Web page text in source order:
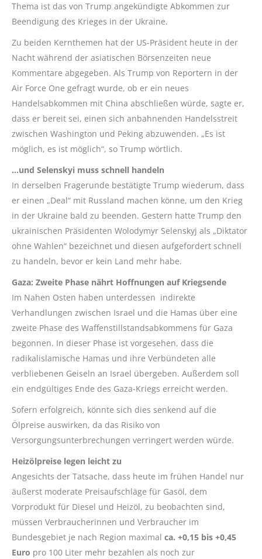
Thema ist das von Trump angekündigte Abkommen zur
Beendigung des Krieges in der Ukraine.
Zu beiden Kernthemen hat der US-Präsident heute in der
Nacht während der asiatischen Börsenzeiten neue
Kommentare abgegeben. Als Trump von Reportern in der
Air Force One gefragt wurde, ob er ein neues
Handelsabkommen mit China abschließen würde, sagte er,
dass er bereit sei, einen sich anbahnenden Handelsstreit
zwischen Washington und Peking abzuwenden. „Es ist
möglich, es ist möglich“, so Trump wörtlich.
…und Selenskyi muss schnell handeln
In derselben Fragerunde bestätigte Trump wiederum, dass
er einen „Deal“ mit Russland machen könne, um den Krieg
in der Ukraine bald zu beenden. Gestern hatte Trump den
ukrainischen Präsidenten Wolodymyr Selenskyj als „Diktator
ohne Wahlen“ bezeichnet und diesen aufgefordert schnell
zu handeln, bevor er kein Land mehr habe.
Gaza: Zweite Phase nährt Hoffnungen auf Kriegsende
Im Nahen Osten haben unterdessen indirekte
Verhandlungen zwischen Israel und die Hamas über eine
zweite Phase des Waffenstillstandsabkommens für Gaza
begonnen. In dieser Phase ist vorgesehen, dass die
radikalislamische Hamas und ihre Verbündeten alle
verbliebenen Geiseln an Israel übergeben. Außerdem soll
ein endgültiges Ende des Gaza-Kriegs erreicht werden.
Sofern erfolgreich, könnte sich dies senkend auf die
Ölpreise auswirken, da das Risiko von
Versorgungsunterbrechungen verringert werden würde.
Heizölpreise legen leicht zu
Angesichts der Tatsache, dass heute im frühen Handel nur
äußerst moderate Preisaufschläge für Gasöl, dem
Vorprodukt für Diesel und Heizöl, zu beobachten sind,
müssen Verbraucherinnen und Verbraucher im
Bundesgebiet je nach Region maximal ca. +0,15 bis +0,45
Euro pro 100 Liter mehr bezahlen als noch zur